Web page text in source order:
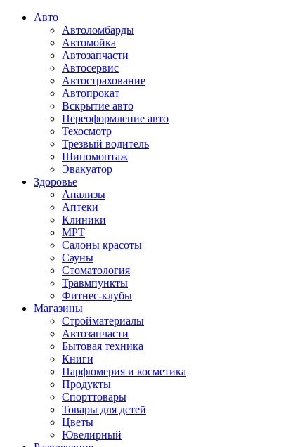
Авто
Автоломбарды
Автомойка
Автозапчасти
Автосервис
Автострахование
Автопрокат
Вскрытие авто
Переоформление авто
Техосмотр
Трезвый водитель
Шиномонтаж
Эвакуатор
Здоровье
Анализы
Аптеки
Клиники
МРТ
Салоны красоты
Сауны
Стоматология
Травмпункты
Фитнес-клубы
Магазины
Стройматериалы
Автозапчасти
Бытовая техника
Книги
Парфюмерия и косметика
Продукты
Спорттовары
Товары для детей
Цветы
Ювелирный